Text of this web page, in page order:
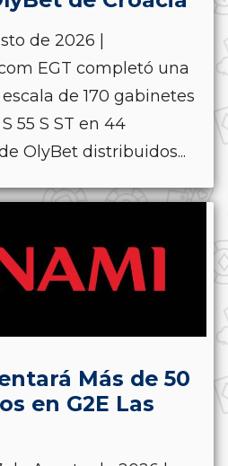
de 2026 |
EGT completó una
de 170 gabinetes
55 S ST en 44
OlyBet distribuidos...
Más de 50
en G2E Las